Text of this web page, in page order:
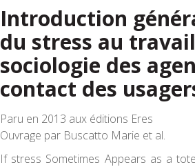
Introduction
du stress au
sociologie des
contact des
Paru en 2013 aux éditions Eres
Ouvrage par Buscatto Marie et al.
If stress Sometimes Appears as a